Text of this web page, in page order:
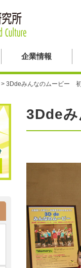
企業情報
> 3Ddeみんなのムービー
3Dde